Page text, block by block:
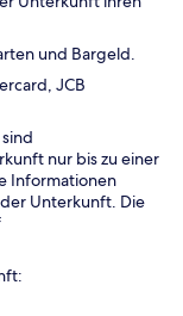
und Bargeld.
JCB
nur bis zu einer
Informationen
Unterkunft. Die